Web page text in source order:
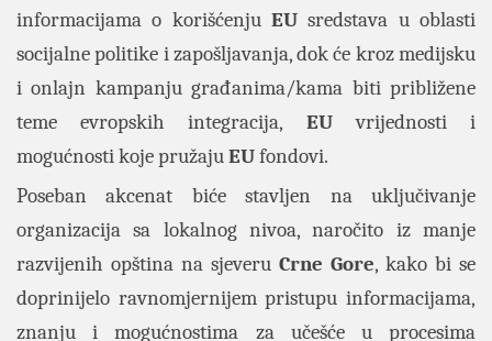
informacijama o korišćenju EU sredstava u oblasti
socijalne politike i zapošljavanja, dok će kroz medijsku
i onlajn kampanju građanima/kama biti približene
teme evropskih integracija, EUvrijednosti i
mogućnosti koje pružajuEUfondovi.
Poseban akcenat biće stavljen na uključivanje
organizacija sa lokalnog nivoa, naročito iz manje
razvijenih opština na sjeveru Crne Gore, kako bi se
doprinijelo ravnomjernijem pristupu informacijama,
znanju i mogućnostima za učešće u procesima